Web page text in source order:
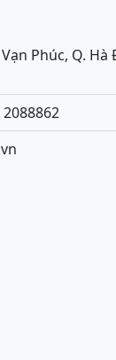
Vạn Phúc, Q.